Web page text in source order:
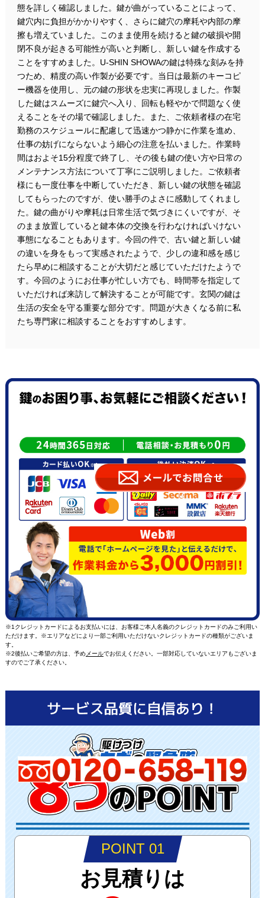
態を詳しく確認しました。鍵が曲がっていることによって、
鍵穴内に負担がかかりやすく、さらに鍵穴の摩耗や内部の摩
擦も増えていました。このまま使用を続けると鍵の破損や開
閉不良が起きる可能性が高いと判断し、新しい鍵を作成する
ことをすすめました。U-SHIN SHOWAの鍵は特殊な刻みを持
つため、精度の高い作製が必要です。当日は最新のキーコピ
ー機器を使用し、元の鍵の形状を忠実に再現しました。作製
した鍵はスムーズに鍵穴へ入り、回転も軽やかで問題なく使
えることをその場で確認しました。また、ご依頼者様の在宅
勤務のスケジュールに配慮して迅速かつ静かに作業を進め、
仕事の妨げにならないよう細心の注意を払いました。作業時
間はおよそ15分程度で終了し、その後も鍵の使い方や日常の
メンテナンス方法について丁寧にご説明しました。ご依頼者
様にも一度仕事を中断していただき、新しい鍵の状態を確認
してもらったのですが、使い勝手のよさに感動してくれまし
た。鍵の曲がりや摩耗は日常生活で気づきにくいですが、そ
のまま放置していると鍵本体の交換を行わなければいけない
事態になることもあります。今回の件で、古い鍵と新しい鍵
の違いを身をもって実感されたようで、少しの違和感を感じ
たら早めに相談することが大切だと感じていただけたようで
す。今回のようにお仕事が忙しい方でも、時間帯を指定して
いただければ来訪して解決することが可能です。玄関の鍵は
生活の安全を守る重要な部分です。問題が大きくなる前に私
たち専門家に相談することをおすすめします。
※1クレジットカードによるお支払いには、お客様ご本人名義のクレジットカードのみご利用い
ただけます。※エリアなどにより一部ご利用いただけないクレジットカードの種類がございま
す。
※2後払いご希望の方は、予めメールでお伝えください。一部対応していないエリアもございま
すのでご了承ください。
POINT 01
お見積りは